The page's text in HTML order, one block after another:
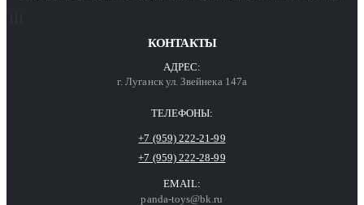
КОНТАКТЫ
АДРЕС:
г. Луганск ул. Звейнека 147а
ТЕЛЕФОНЫ:
+7 (959) 222-21-99
+7 (959) 222-28-99
EMAIL:
panda-toys@bk.ru